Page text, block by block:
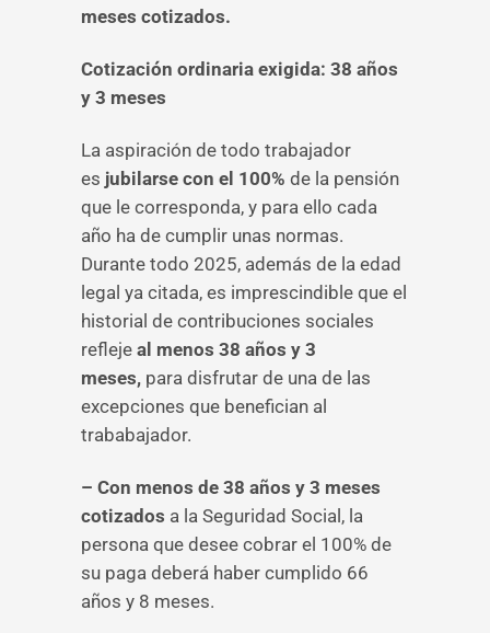
meses cotizados.
Cotización ordinaria exigida: 38 años
y 3 meses
La aspiración de todo trabajador
es jubilarse con el 100% de la pensión
que le corresponda, y para ello cada
año ha de cumplir unas normas.
Durante todo 2025, además de la edad
legal ya citada, es imprescindible que el
historial de contribuciones sociales
refleje al menos 38 años y 3
meses, para disfrutar de una de las
excepciones que benefician al
trababajador.
– Con menos de 38 años y 3 meses
cotizados a la Seguridad Social, la
persona que desee cobrar el 100% de
su paga deberá haber cumplido 66
años y 8 meses.